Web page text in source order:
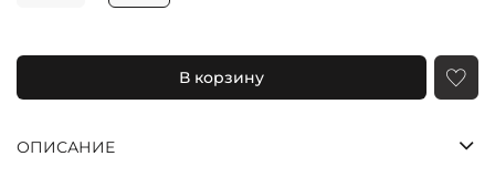
три платежа
с шагом в две
В корзину
ОПИСАНИЕ